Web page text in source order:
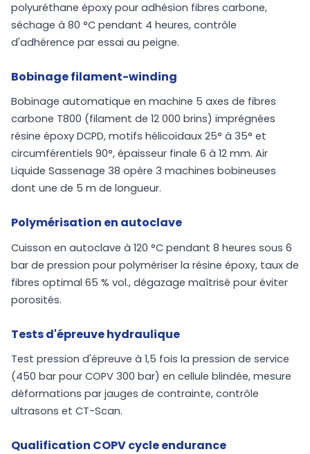
polyuréthane époxy pour adhésion fibres carbone,
séchage à 80 °C pendant 4 heures, contrôle
d'adhérence par essai au peigne.
Bobinage filament-winding
Bobinage automatique en machine 5 axes de fibres
carbone T800 (filament de 12 000 brins) imprégnées
résine époxy DCPD, motifs hélicoïdaux 25° à 35° et
circumférentiels 90°, épaisseur finale 6 à 12 mm. Air
Liquide Sassenage 38 opère 3 machines bobineuses
dont une de 5 m de longueur.
Polymérisation en autoclave
Cuisson en autoclave à 120 °C pendant 8 heures sous 6
bar de pression pour polymériser la résine époxy, taux de
fibres optimal 65 % vol., dégazage maîtrisé pour éviter
porosités.
Tests d'épreuve hydraulique
Test pression d'épreuve à 1,5 fois la pression de service
(450 bar pour COPV 300 bar) en cellule blindée, mesure
déformations par jauges de contrainte, contrôle
ultrasons et CT-Scan.
Qualification COPV cycle endurance